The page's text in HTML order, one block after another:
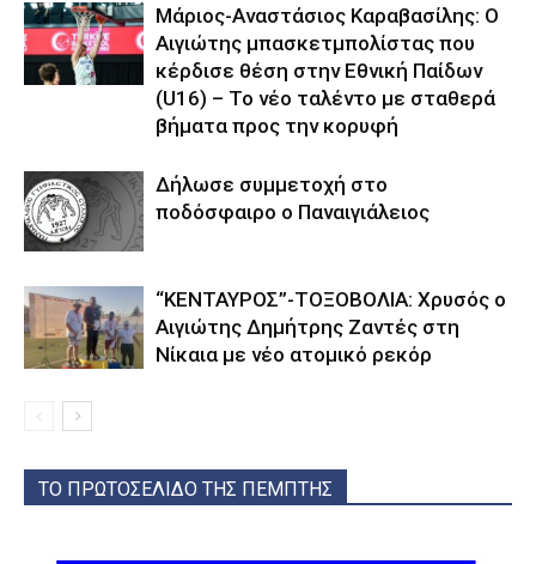
Μάριος-Αναστάσιος Καραβασίλης: Ο
Αιγιώτης μπασκετμπολίστας που
κέρδισε θέση στην Εθνική Παίδων
(U16) – Το νέο ταλέντο με σταθερά
βήματα προς την κορυφή
Δήλωσε συμμετοχή στο
ποδόσφαιρο ο Παναιγιάλειος
“ΚΕΝΤΑΥΡΟΣ”-ΤΟΞΟΒΟΛΙΑ: Χρυσός ο
Αιγιώτης Δημήτρης Ζαντές στη
Νίκαια με νέο ατομικό ρεκόρ
ΤΟ ΠΡΩΤΟΣΕΛΙΔΟ ΤΗΣ ΠΕΜΠΤΗΣ